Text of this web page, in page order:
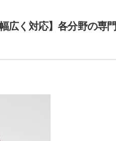
広く対応】各分野の専門